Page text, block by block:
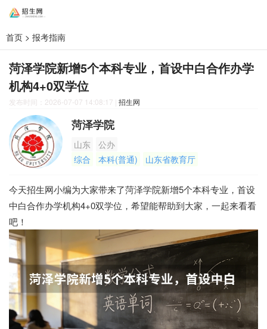
首页 > 报考指南
菏泽学院新增5个本科专业，首设中白合作办学
机构4+0双学位
发布时间：2026-07-07 14:08:17 | 招生网
菏泽学院
山东
公办
综合
本科(普通) 山东省教育厅
今天招生网小编为大家带来了菏泽学院新增5个本科专业，首设
中白合作办学机构4+0双学位，希望能帮助到大家，一起来看看
吧！